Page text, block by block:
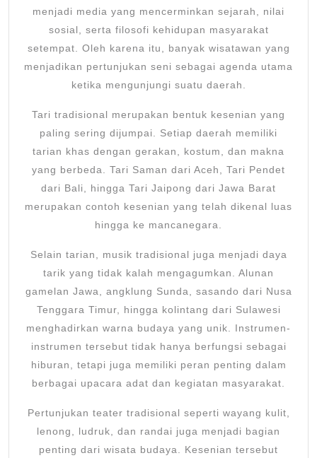
menjadi media yang mencerminkan sejarah, nilai
sosial, serta filosofi kehidupan masyarakat
setempat. Oleh karena itu, banyak wisatawan yang
menjadikan pertunjukan seni sebagai agenda utama
ketika mengunjungi suatu daerah.
Tari tradisional merupakan bentuk kesenian yang
paling sering dijumpai. Setiap daerah memiliki
tarian khas dengan gerakan, kostum, dan makna
yang berbeda. Tari Saman dari Aceh, Tari Pendet
dari Bali, hingga Tari Jaipong dari Jawa Barat
merupakan contoh kesenian yang telah dikenal luas
hingga ke mancanegara.
Selain tarian, musik tradisional juga menjadi daya
tarik yang tidak kalah mengagumkan. Alunan
gamelan Jawa, angklung Sunda, sasando dari Nusa
Tenggara Timur, hingga kolintang dari Sulawesi
menghadirkan warna budaya yang unik. Instrumen-
instrumen tersebut tidak hanya berfungsi sebagai
hiburan, tetapi juga memiliki peran penting dalam
berbagai upacara adat dan kegiatan masyarakat.
Pertunjukan teater tradisional seperti wayang kulit,
lenong, ludruk, dan randai juga menjadi bagian
penting dari wisata budaya. Kesenian tersebut